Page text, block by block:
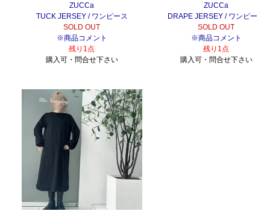
ZUCCa
TUCK JERSEY / ワンピース
SOLD OUT
※商品コメント
残り1点
購入可・問合せ下さい
ZUCCa
DRAPE JERSEY / ワンピ
SOLD OUT
※商品コメント
残り1点
購入可・問合せ下さい